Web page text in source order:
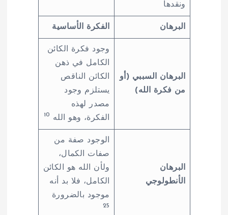
ونقدها
البرهان الفكرة الأساسية
البرهان السببي (أو
من فكرة الله)
وجود فكرة الكائن
الكامل في ذهن
الكائن الناقص
يستلزم وجود
مصدر لهذه
الفكرة، وهو الله
10
البرهان
الأنطولوجي
الوجود صفة من
صفات الكمال،
ولأن الله هو الكائن
الكامل، فلا بد أنه
موجود بالضرورة
25